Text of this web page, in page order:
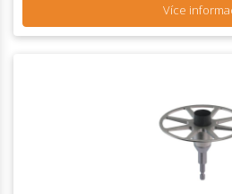
Více